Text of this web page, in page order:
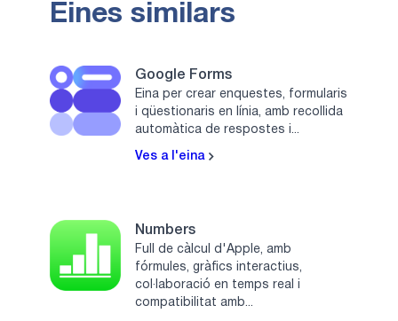
Eines similars
Google Forms
Eina per crear enquestes, formularis
i qüestionaris en línia, amb recollida
automàtica de respostes i...
Ves a l'eina
Numbers
Full de càlcul d'Apple, amb
fórmules, gràfics interactius,
col·laboració en temps real i
compatibilitat amb...